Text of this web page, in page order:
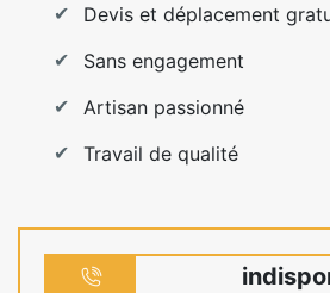
Devis et déplacement
Sans engagement
Artisan passionné
Travail de qualité